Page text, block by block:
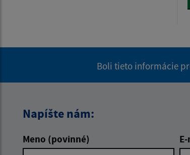
Boli tieto informácie
Napíšte nám:
Meno (povinné)